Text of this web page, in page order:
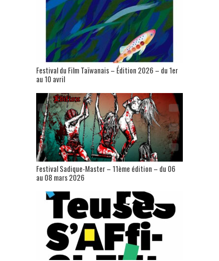
Festival du Film Taïwanais – Édition 2026 – du 1er
au 10 avril
Festival Sadique-Master – 11ème édition – du 06
au 08 mars 2026